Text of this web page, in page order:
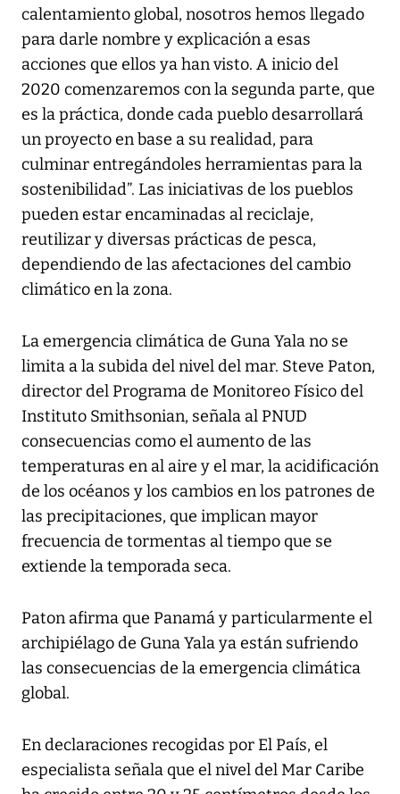
calentamiento global, nosotros hemos llegado
para darle nombre y explicación a esas
acciones que ellos ya han visto. A inicio del
2020 comenzaremos con la segunda parte, que
es la práctica, donde cada pueblo desarrollará
un proyecto en base a su realidad, para
culminar entregándoles herramientas para la
sostenibilidad”. Las iniciativas de los pueblos
pueden estar encaminadas al reciclaje,
reutilizar y diversas prácticas de pesca,
dependiendo de las afectaciones del cambio
climático en la zona.
La emergencia climática de Guna Yala no se
limita a la subida del nivel del mar. Steve Paton,
director del Programa de Monitoreo Físico del
Instituto Smithsonian, señala al PNUD
consecuencias como el aumento de las
temperaturas en al aire y el mar, la acidificación
de los océanos y los cambios en los patrones de
las precipitaciones, que implican mayor
frecuencia de tormentas al tiempo que se
extiende la temporada seca.
Paton afirma que Panamá y particularmente el
archipiélago de Guna Yala ya están sufriendo
las consecuencias de la emergencia climática
global.
En declaraciones recogidas por El País, el
especialista señala que el nivel del Mar Caribe